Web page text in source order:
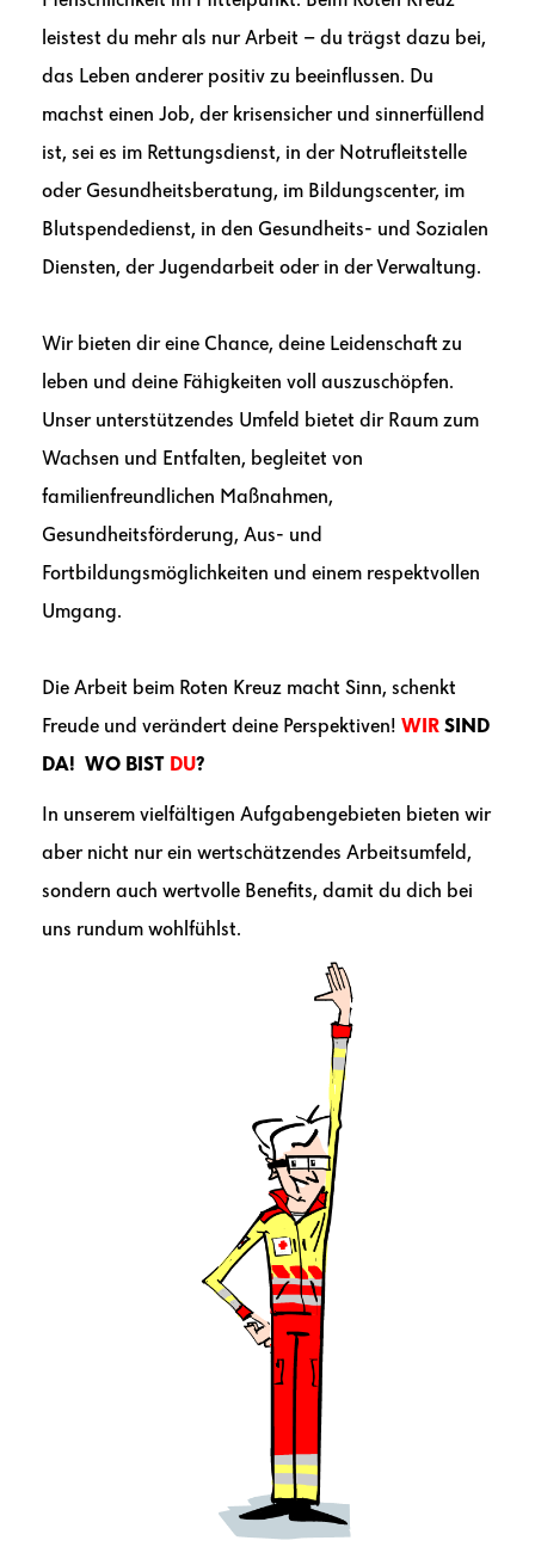
leistest du mehr als nur Arbeit – du trägst dazu bei,
das Leben anderer positiv zu beeinflussen. Du
machst einen Job, der krisensicher und sinnerfüllend
ist, sei es im Rettungsdienst, in der Notrufleitstelle
oder Gesundheitsberatung, im Bildungscenter, im
Blutspendedienst, in den Gesundheits- und Sozialen
Diensten, der Jugendarbeit oder in der Verwaltung.
Wir bieten dir eine Chance, deine Leidenschaft zu
leben und deine Fähigkeiten voll auszuschöpfen.
Unser unterstützendes Umfeld bietet dir Raum zum
Wachsen und Entfalten, begleitet von
familienfreundlichen Maßnahmen,
Gesundheitsförderung, Aus- und
Fortbildungsmöglichkeiten und einem respektvollen
Umgang.
Die Arbeit beim Roten Kreuz macht Sinn, schenkt
Freude und verändert deine Perspektiven! WIR SIND
DA! WO BIST DU?
In unserem vielfältigen Aufgabengebieten bieten wir
aber nicht nur ein wertschätzendes Arbeitsumfeld,
sondern auch wertvolle Benefits, damit du dich bei
uns rundum wohlfühlst.